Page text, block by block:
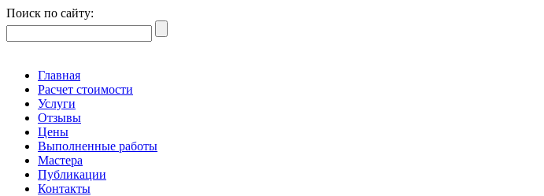
Поиск по сайту:
Главная
Расчет стоимости
Услуги
Отзывы
Цены
Выполненные работы
Мастера
Публикации
Контакты